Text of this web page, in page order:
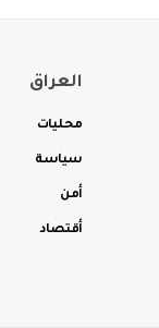
العراق
محليات
سياسة
أمن
أقتصاد